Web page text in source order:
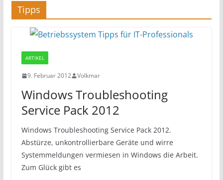
Tipps
ARTIKEL
9. Februar 2012 Volkmar
Windows Troubleshooting
Service Pack 2012
Windows Troubleshooting Service Pack 2012.
Abstürze, unkontrollierbare Geräte und wirre
Systemmeldungen vermiesen in Windows die Arbeit.
Zum Glück gibt es